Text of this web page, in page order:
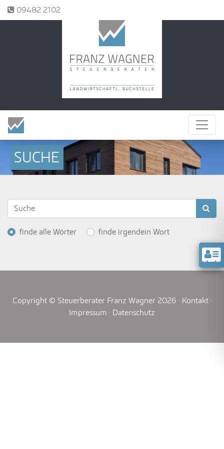
Tel.:09482 2102
SUCHE
Suchbegriffe
Optionen
finde alle Wörter finde irgendein Wort
Copyright © Steuerberater Franz Wagner 2026 · Kontakt·
Impressum · Datenschutz